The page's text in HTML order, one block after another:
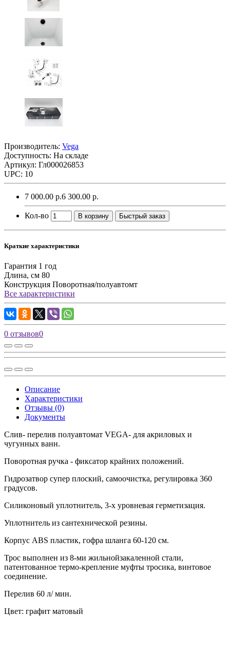
Производитель: Vega
Доступность: На складе
Артикул: Гл000026853
UPC: 10
7 000.00 р.6 300.00 р.
Кол-во В корзину Быстрый заказ
Краткие характеристики
Гарантия 1 год
Длина, см 80
Конструкция Поворотная/полуавтомт
Все характеристики
0 отзывов0
Описание
Характеристики
Отзывы (0)
Документы
Слив- перелив полуавтомат VEGA- для акриловых и
чугунных ванн.
Поворотная ручка - фиксатор крайних положений.
Гидрозатвор супер плоский, самоочистка, регулировка 360
градусов.
Силиконовый уплотнитель, 3-х уровневая герметизация.
Уплотнитель из сантехнической резины.
Корпус ABS пластик, гофра шланга 60-120 см.
Трос выполнен из 8-ми жильнойзакаленной стали,
патентованное термо-крепление муфты тросика, винтовое
соединение.
Перелив 60 л/ мин.
Цвет: графит матовый